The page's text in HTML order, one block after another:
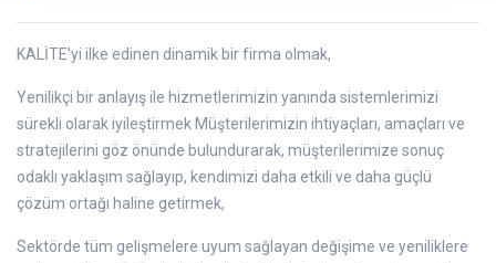
KALİTE'yi ilke edinen dinamik bir firma olmak,
Yenilikçi bir anlayış ile hizmetlerimizin yanında sistemlerimizi
sürekli olarak iyileştirmek Müşterilerimizin ihtiyaçları, amaçları ve
stratejilerini göz önünde bulundurarak, müşterilerimize sonuç
odaklı yaklaşım sağlayıp, kendimizi daha etkili ve daha güçlü
çözüm ortağı haline getirmek,
Sektörde tüm gelişmelere uyum sağlayan değişime ve yeniliklere